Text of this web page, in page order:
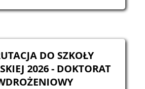
DO SZKOŁY
- DOKTORAT